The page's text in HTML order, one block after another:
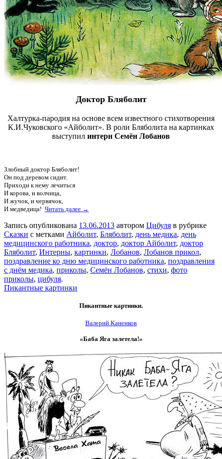
Доктор Бляболит
Халтурка-пародия на основе всем известного стихотворения
К.И.Чуковского «Айболит». В роли Бляболита на картинках
выступил интерн Семён Лобанов
Злобный доктор Бляболит!
Он под деревом сидит.
Приходи к нему лечиться
И корова, и волчица,
И жучок, и червячок,
И медведица! Читать далее →
Запись опубликована 13.06.2013 автором Цибуля в рубрике
Сказки с метками Айболит, Бляболит, день медика, день
медицинского работника, доктор, доктор Айболит, доктор
Бляболит, Интерны, картинки, Лобанов, Лобанов прикол,
поздравление ко дню медицинского работника, поздравления
с днём медика, приколы, Семён Лобанов, стихи, фото
приколы, цибуля.
Пикантные картинки
Пикантные картинки.
Валерий Каненков
«Баба Яга залетела!»